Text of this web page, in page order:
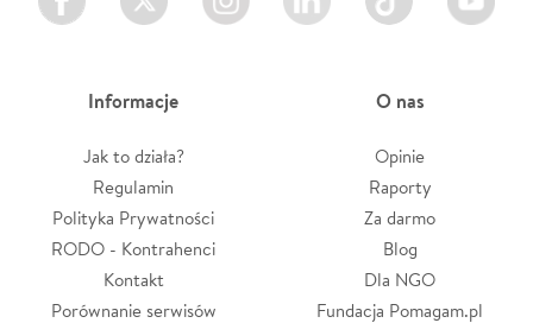
Informacje
Jak to działa?
Regulamin
Polityka Prywatności
RODO - Kontrahenci
Kontakt
Porównanie serwisów
O nas
Opinie
Raporty
Za darmo
Blog
Dla NGO
Fundacja Pomagam.pl